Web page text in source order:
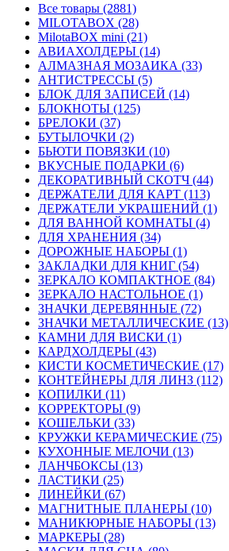
Все товары (2881)
MILOTABOX (28)
MilotaBOX mini (21)
АВИАХОЛДЕРЫ (14)
АЛМАЗНАЯ МОЗАИКА (33)
АНТИСТРЕССЫ (5)
БЛОК ДЛЯ ЗАПИСЕЙ (14)
БЛОКНОТЫ (125)
БРЕЛОКИ (37)
БУТЫЛОЧКИ (2)
БЬЮТИ ПОВЯЗКИ (10)
ВКУСНЫЕ ПОДАРКИ (6)
ДЕКОРАТИВНЫЙ СКОТЧ (44)
ДЕРЖАТЕЛИ ДЛЯ КАРТ (113)
ДЕРЖАТЕЛИ УКРАШЕНИЙ (1)
ДЛЯ ВАННОЙ КОМНАТЫ (4)
ДЛЯ ХРАНЕНИЯ (34)
ДОРОЖНЫЕ НАБОРЫ (1)
ЗАКЛАДКИ ДЛЯ КНИГ (54)
ЗЕРКАЛО КОМПАКТНОЕ (84)
ЗЕРКАЛО НАСТОЛЬНОЕ (1)
ЗНАЧКИ ДЕРЕВЯННЫЕ (72)
ЗНАЧКИ МЕТАЛЛИЧЕСКИЕ (13)
КАМНИ ДЛЯ ВИСКИ (1)
КАРДХОЛДЕРЫ (43)
КИСТИ КОСМЕТИЧЕСКИЕ (17)
КОНТЕЙНЕРЫ ДЛЯ ЛИНЗ (112)
КОПИЛКИ (11)
КОРРЕКТОРЫ (9)
КОШЕЛЬКИ (33)
КРУЖКИ КЕРАМИЧЕСКИЕ (75)
КУХОННЫЕ МЕЛОЧИ (13)
ЛАНЧБОКСЫ (13)
ЛАСТИКИ (25)
ЛИНЕЙКИ (67)
МАГНИТНЫЕ ПЛАНЕРЫ (10)
МАНИКЮРНЫЕ НАБОРЫ (13)
МАРКЕРЫ (28)